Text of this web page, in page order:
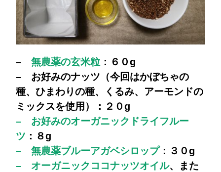
–無農薬の玄米粒 ：６０g
– お好みのナッツ（今回はかぼちゃの
種、ひまわりの種、くるみ、アーモンドの
ミックスを使用）：２０g
– お好みのオーガニックドライフルー
ツ ：８g
– 無農薬ブルーアガベシロップ：３０g
– オーガニックココナッツオイル、また